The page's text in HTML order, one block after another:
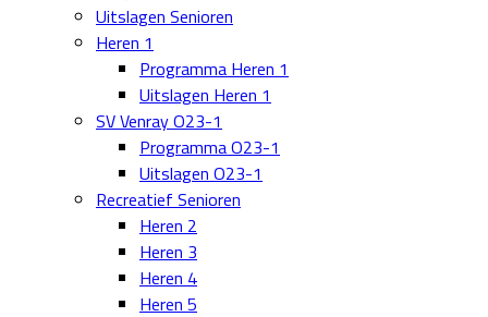
Uitslagen Senioren
Heren 1
Programma Heren 1
Uitslagen Heren 1
SV Venray O23-1
Programma O23-1
Uitslagen O23-1
Recreatief Senioren
Heren 2
Heren 3
Heren 4
Heren 5